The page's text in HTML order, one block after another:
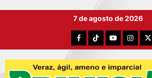
7 de agosto de 2026
FacebookTikTokYouTubeInstagram
X